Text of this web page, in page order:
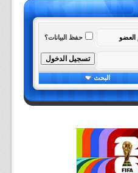
حفظ البيانات؟
البحث